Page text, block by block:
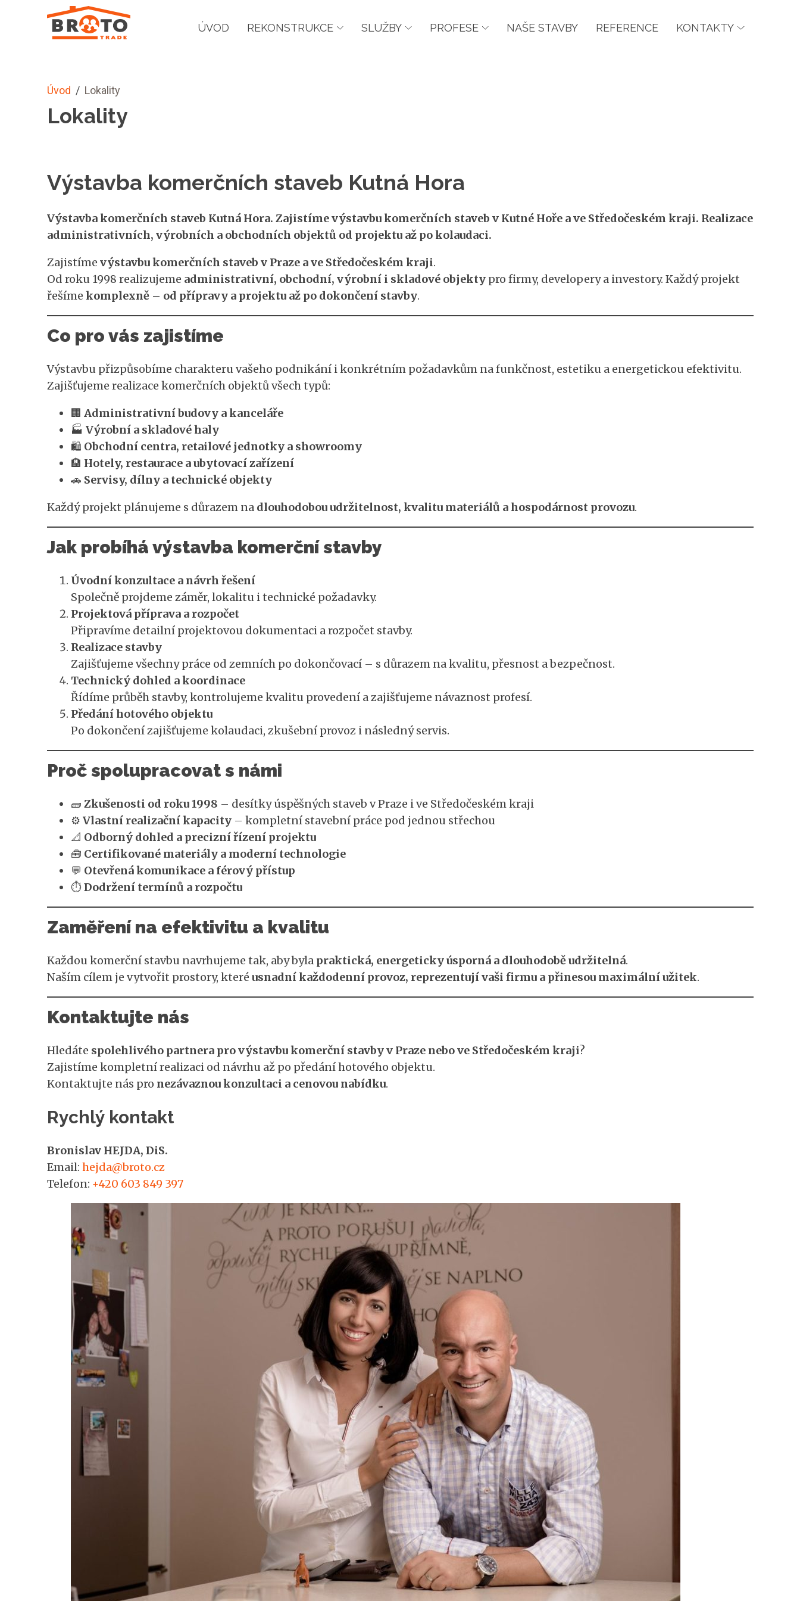
ÚVOD REKONSTRUKCE SLUŽBY PROFESE NAŠE STAVBY REFERENCE KONTAKTY
Úvod / Lokality
Lokality
Výstavba komerčních staveb Kutná Hora
Výstavba komerčních staveb Kutná Hora. Zajistíme výstavbu komerčních staveb v Kutné Hoře a ve Středočeském kraji. Realizace
administrativních, výrobních a obchodních objektů od projektu až po kolaudaci.
Zajistíme výstavbu komerčních staveb v Praze a ve Středočeském kraji.
Od roku 1998 realizujeme administrativní, obchodní, výrobní i skladové objektypro firmy, developery a investory. Každý projekt
řešíme komplexně – od přípravy a projektu až po dokončení stavby.
Co pro vás zajistíme
Výstavbu přizpůsobíme charakteru vašeho podnikání i konkrétním požadavkům na funkčnost, estetiku a energetickou efektivitu.
Zajišťujeme realizace komerčních objektů všech typů:
🏢 Administrativní budovy a kanceláře
🏭 Výrobní a skladové haly
🛍️ Obchodní centra, retailové jednotky a showroomy
🏨 Hotely, restaurace a ubytovací zařízení
🚗 Servisy, dílny a technické objekty
Každý projekt plánujeme s důrazem na dlouhodobou udržitelnost, kvalitu materiálů a hospodárnost provozu.
Jak probíhá výstavba komerční stavby
Úvodní konzultace a návrh řešení
Společně projdeme záměr, lokalitu i technické požadavky.
Projektová příprava a rozpočet
Připravíme detailní projektovou dokumentaci a rozpočet stavby.
Realizace stavby
Zajišťujeme všechny práce od zemních po dokončovací – s důrazem na kvalitu, přesnost a bezpečnost.
Technický dohled a koordinace
Řídíme průběh stavby, kontrolujeme kvalitu provedení a zajišťujeme návaznost profesí.
Předání hotového objektu
Po dokončení zajišťujeme kolaudaci, zkušební provoz i následný servis.
Proč spolupracovat s námi
🧱 Zkušenosti od roku 1998 – desítky úspěšných staveb v Praze i ve Středočeském kraji
⚙️ Vlastní realizační kapacity– kompletní stavební práce pod jednou střechou
📐 Odborný dohled a precizní řízení projektu
🧰 Certifikované materiály a moderní technologie
💬 Otevřená komunikace a férový přístup
⏱️Dodržení termínů a rozpočtu
Zaměření na efektivitu a kvalitu
Každou komerční stavbu navrhujeme tak, aby byla praktická, energeticky úsporná a dlouhodobě udržitelná.
Naším cílem je vytvořit prostory, které usnadní každodenní provoz, reprezentují vaši firmu a přinesou maximální užitek.
Kontaktujte nás
Hledáte spolehlivého partnera pro výstavbu komerční stavby v Praze nebo ve Středočeském kraji?
Zajistíme kompletní realizaci od návrhu až po předání hotového objektu.
Kontaktujte nás pro nezávaznou konzultaci a cenovou nabídku.
Rychlý kontakt
Bronislav HEJDA, DiS.
Email: hejda@broto.cz
Telefon: +420 603 849 397